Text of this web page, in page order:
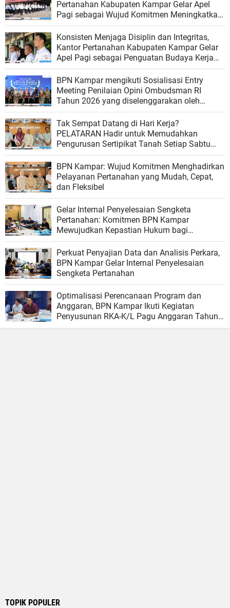
Pertanahan Kabupaten Kampar Gelar Apel
Pagi sebagai Wujud Komitmen Meningkatkan
Kualitas Pelayanan
Konsisten Menjaga Disiplin dan Integritas,
Kantor Pertanahan Kabupaten Kampar Gelar
Apel Pagi sebagai Penguatan Budaya Kerja
Organisasi
BPN Kampar mengikuti Sosialisasi Entry
Meeting Penilaian Opini Ombudsman RI
Tahun 2026 yang diselenggarakan oleh
Ombudsman RI
Tak Sempat Datang di Hari Kerja?
PELATARAN Hadir untuk Memudahkan
Pengurusan Sertipikat Tanah Setiap Sabtu
dan Minggu
BPN Kampar: Wujud Komitmen Menghadirkan
Pelayanan Pertanahan yang Mudah, Cepat,
dan Fleksibel
Gelar Internal Penyelesaian Sengketa
Pertanahan: Komitmen BPN Kampar
Mewujudkan Kepastian Hukum bagi
Masyarakat
Perkuat Penyajian Data dan Analisis Perkara,
BPN Kampar Gelar Internal Penyelesaian
Sengketa Pertanahan
Optimalisasi Perencanaan Program dan
Anggaran, BPN Kampar Ikuti Kegiatan
Penyusunan RKA-K/L Pagu Anggaran Tahun
TOPIK POPULER